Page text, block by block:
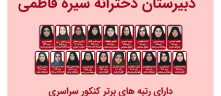
مقطع تحصیلی
دوره اول متوسطه
دوره دوم متوسطه- فنی
دوره دوم متوسطه- نظری